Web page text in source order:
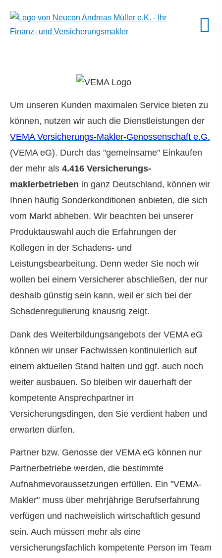
Um unseren Kunden maximalen Service bieten zu
können, nutzen wir auch die Dienstleistungen der
VEMA Versicherungs-Makler-Genossenschaft e.G.
(VEMA eG). Durch das "gemeinsame" Einkaufen
der mehr als 4.416 Ver­sicherungs­
maklerbetrieben in ganz Deutschland, können wir
Ihnen häufig Sonderkonditionen anbieten, die sich
vom Markt abheben. Wir beachten bei unserer
Produktauswahl auch die Erfahrungen der
Kollegen in der Schadens- und
Leistungsbearbeitung. Denn weder Sie noch wir
wollen bei einem Versicherer abschließen, der nur
deshalb günstig sein kann, weil er sich bei der
Schadenregulierung knausrig zeigt.
Dank des Weiterbildungsangebots der VEMA eG
können wir unser Fachwissen kontinuierlich auf
einem aktuellen Stand halten und ggf. auch noch
weiter ausbauen. So bleiben wir dauerhaft der
kompetente Ansprechpartner in
Versicherungsdingen, den Sie verdient haben und
erwarten dürfen.
Partner bzw. Genosse der VEMA eG können nur
Partnerbetriebe werden, die bestimmte
Aufnahmevoraussetzungen erfüllen. Ein "VEMA-
Makler" muss über mehrjährige Berufserfahrung
verfügen und nachweislich wirtschaftlich gesund
sein. Auch müssen mehr als eine
versicherungsfachlich kompetente Person im Team